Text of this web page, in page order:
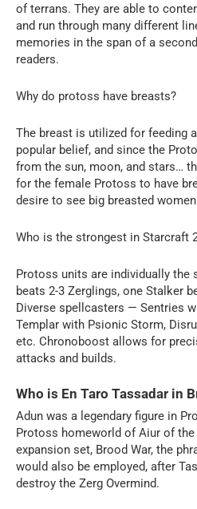
of terrans. They are able to
and run through many different
memories in the span of a
readers.
Why do protoss have breasts?
The breast is utilized for feeding
popular belief, and since the
from the sun, moon, and stars…
for the female Protoss to have
desire to see big breasted
Who is the strongest in Starcraft
Protoss units are individually
beats 2-3 Zerglings, one Stalker
Diverse spellcasters — Sentries
Templar with Psionic Storm,
etc. Chronoboost allows for
attacks and builds.
Who is En Taro Tassadar in
Adun was a legendary figure in
Protoss homeworld of Aiur of the
expansion set, Brood War, the
would also be employed, after
destroy the Zerg Overmind.